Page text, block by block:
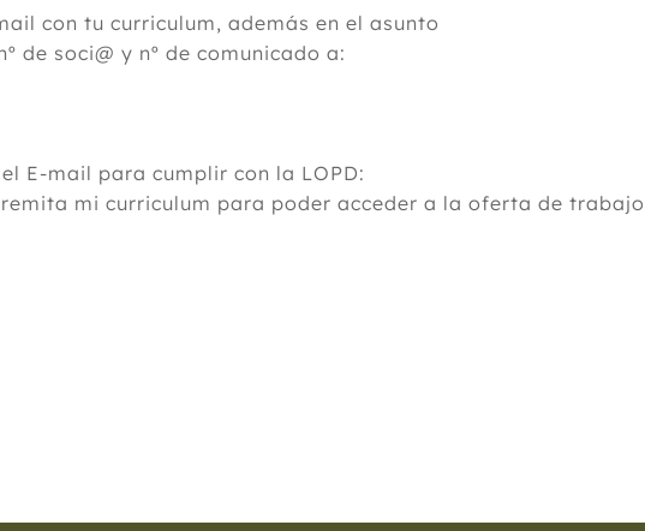
con tu curriculum, además en el asunto
de soci@ y nº de comunicado a:
E-mail para cumplir con la LOPD:
remita mi curriculum para poder acceder a la oferta de